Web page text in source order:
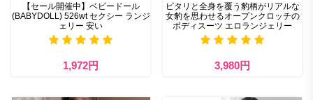
【セール開催中】ベビードール
(BABYDOLL) 526wt セクシー ランジ
ェリー 安い
1,972円
ピタリと全身を覆う豹柄がリアルな
女豹を思わせるオープンクロッチの
ボディスーツ エロランジェリー
3,980円